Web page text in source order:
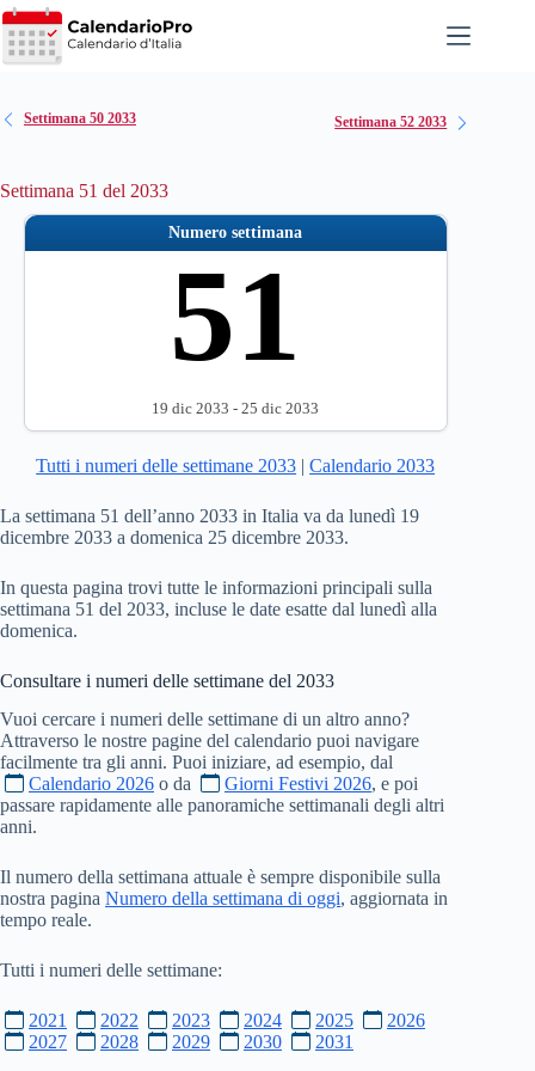
Salta
al
contenuto
Settimana 50 2033 Settimana 52 2033
Settimana 51 del 2033
Numero settimana
51
19 dic 2033 - 25 dic 2033
Tutti i numeri delle settimane 2033 |Calendario 2033
La settimana 51 dell’anno 2033 in Italia va da lunedì 19
dicembre 2033 a domenica 25 dicembre 2033.
In questa pagina trovi tutte le informazioni principali sulla
settimana 51 del 2033, incluse le date esatte dal lunedì alla
domenica.
Consultare i numeri delle settimane del 2033
Vuoi cercare i numeri delle settimane di un altro anno?
Attraverso le nostre pagine del calendario puoi navigare
facilmente tra gli anni. Puoi iniziare, ad esempio, dal
Calendario 2026 o da Giorni Festivi 2026, e poi
passare rapidamente alle panoramiche settimanali degli altri
anni.
Il numero della settimana attuale è sempre disponibile sulla
nostra pagina Numero della settimana di oggi, aggiornata in
tempo reale.
Tutti i numeri delle settimane:
2021 2022 2023 2024 2025
2026
2027
2028 2029 2030 2031